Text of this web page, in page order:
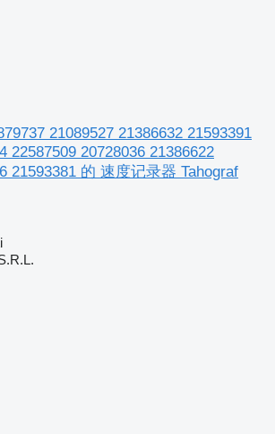
21089527 21386632 21593391
22587509 20728036 21386622
21593381 的 速度记录器 Tahograf